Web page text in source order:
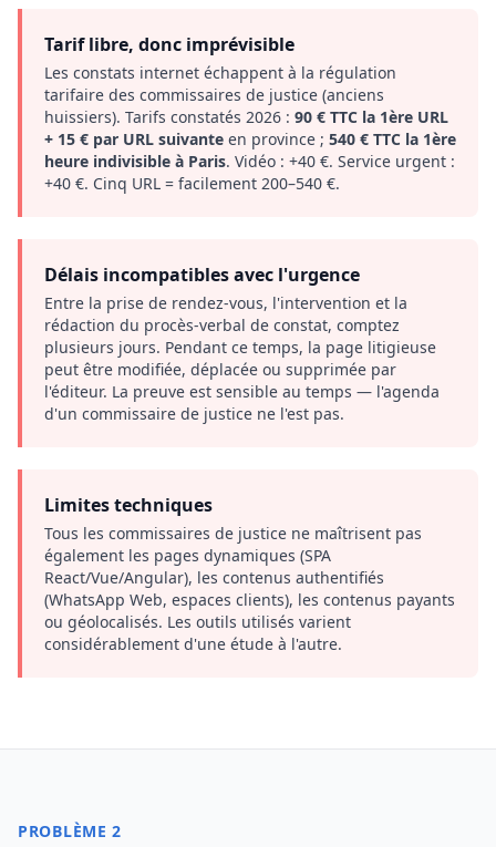
Tarif libre, donc imprévisible
Les constats internet échappent à la régulation
tarifaire des commissaires de justice (anciens
huissiers). Tarifs constatés 2026 : 90 € TTC la 1ère URL
+ 15 € par URL suivante en province ; 540 € TTC la 1ère
heure indivisible à Paris. Vidéo : +40 €. Service urgent :
+40 €. Cinq URL = facilement 200–540 €.
Délais incompatibles avec l'urgence
Entre la prise de rendez-vous, l'intervention et la
rédaction du procès-verbal de constat, comptez
plusieurs jours. Pendant ce temps, la page litigieuse
peut être modifiée, déplacée ou supprimée par
l'éditeur. La preuve est sensible au temps — l'agenda
d'un commissaire de justice ne l'est pas.
Limites techniques
Tous les commissaires de justice ne maîtrisent pas
également les pages dynamiques (SPA
React/Vue/Angular), les contenus authentifiés
(WhatsApp Web, espaces clients), les contenus payants
ou géolocalisés. Les outils utilisés varient
considérablement d'une étude à l'autre.
PROBLÈME 2